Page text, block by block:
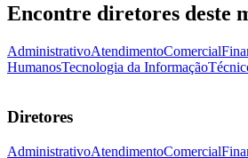
Encontre diretores deste
AdministrativoAtendimentoComercial
HumanosTecnologia da Informação
Diretores
AdministrativoAtendimentoComercial